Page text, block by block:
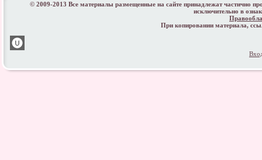
© 2009-2013 Все материалы размещенные на сайте принадлежат частично
исключительно в
При копировании материала,